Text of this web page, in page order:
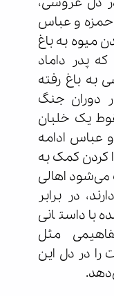
حمزه و عباس
میوه به باغ
پدر داماد
به باغ رفته
دوران جنگ
یک خلبان
عباس ادامه
کردن کمک به
می‌شود اهالی
در برابر
داستانی
مثل
در دل این